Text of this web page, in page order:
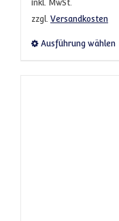
inkl. MwSt.
zzgl. Versandkosten
Ausführung wählen